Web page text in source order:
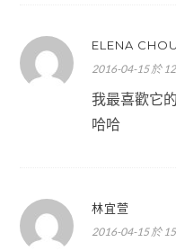
ELENA CHOU
2016-04-15 於
我最喜歡它
哈哈
林宜萱
2016-04-15 於